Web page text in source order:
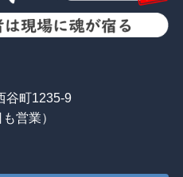
谷町1235-9
営業）